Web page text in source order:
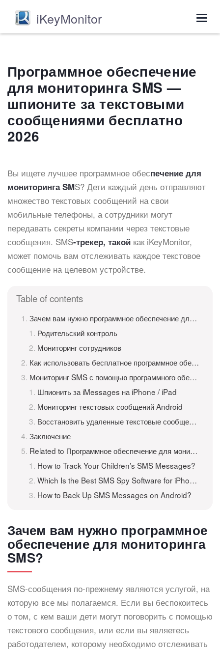
iKeyMonitor
Программное обеспечение
для мониторинга SMS —
шпионите за текстовыми
сообщениями бесплатно
2026
Вы ищете лучшее программное обеспечение для
мониторинга SMS? Дети каждый день отправляют
множество текстовых сообщений на свои
мобильные телефоны, а сотрудники могут
передавать секреты компании через текстовые
сообщения. SMS-трекер, такой как iKeyMonitor,
может помочь вам отслеживать каждое текстовое
сообщение на целевом устройстве.
Table of contents
Зачем вам нужно программное обеспечение для мониторинга SMS?
Родительский контроль
Мониторинг сотрудников
Как использовать бесплатное программное обеспечение для мониторинга SMS iKeyMonitor?
Мониторинг SMS с помощью программного обеспечения для мониторинга SMS iKeyMonitor
Шпионить за iMessages на iPhone / iPad
Мониторинг текстовых сообщений Android
Восстановить удаленные текстовые сообщения SMS
Заключение
Related to Программное обеспечение для мониторинга SMS — шпионите за текстовыми сообщениями бесплатно
How to Track Your Children’s SMS Messages?
Which Is the Best SMS Spy Software for iPhone?
How to Back Up SMS Messages on Android?
Зачем вам нужно программное
обеспечение для мониторинга
SMS?
SMS-сообщения по-прежнему являются услугой, на
которую все мы полагаемся. Если вы беспокоитесь
о том, с кем ваши дети могут поговорить с помощью
текстового сообщения, или если вы являетесь
работодателем, которому необходимо отслеживать